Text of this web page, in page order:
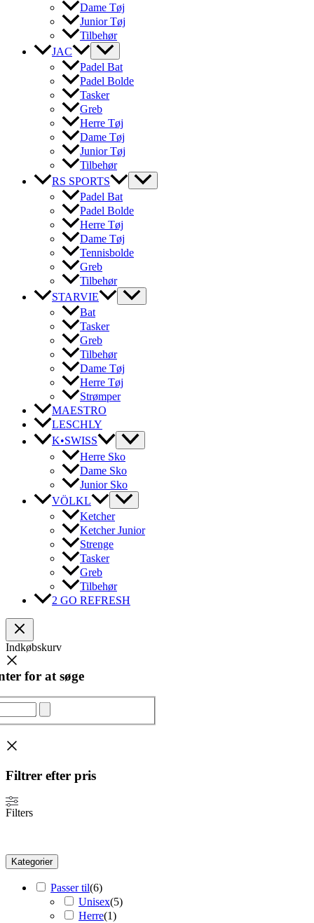
Dame Tøj
Junior Tøj
Tilbehør
JAC
Padel Bat
Padel Bolde
Tasker
Greb
Herre Tøj
Dame Tøj
Junior Tøj
Tilbehør
RS SPORTS
Padel Bat
Padel Bolde
Herre Tøj
Dame Tøj
Tennisbolde
Greb
Tilbehør
STARVIE
Bat
Tasker
Greb
Tilbehør
Dame Tøj
Herre Tøj
Strømper
MAESTRO
LESCHLY
K•SWISS
Herre Sko
Dame Sko
Junior Sko
VÖLKL
Ketcher
Ketcher Junior
Strenge
Tasker
Greb
Tilbehør
2 GO REFRESH
Indkøbskurv
for at søge
Filtrer efter pris
Filters
Kategorier
Passer til(6)
Unisex(5)
Herre(1)